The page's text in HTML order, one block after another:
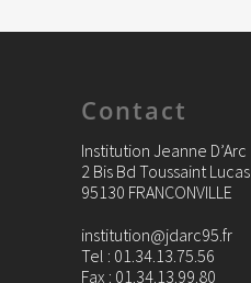
Contact
Institution Jeanne D’Arc
2 Bis Bd Toussaint Lucas
95130 FRANCONVILLE
institution@jdarc95.fr
Tel : 01.34.13.75.56
Fax : 01.34.13.99.80